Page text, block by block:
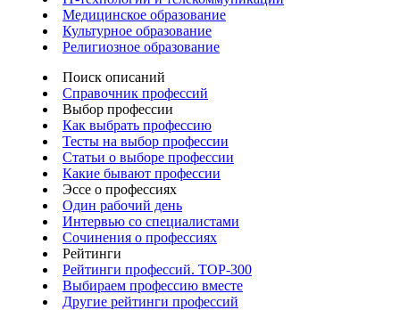
Медицинское образование
Культурное образование
Религиозное образование
Поиск описаний
Справочник профессий
Выбор профессии
Как выбрать профессию
Тесты на выбор профессии
Статьи о выборе профессии
Какие бывают профессии
Эссе о профессиях
Один рабочий день
Интервью со специалистами
Сочинения о профессиях
Рейтинги
Рейтинги профессий. TOP-300
Выбираем профессию вместе
Другие рейтинги профессий